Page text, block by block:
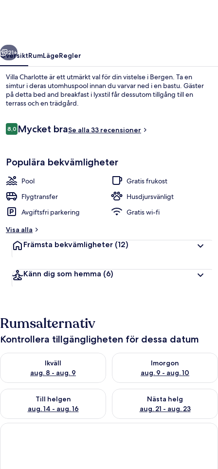
Nästa
21+
ÖversiktRumLägeRegler
Villa Charlotte är ett utmärkt val för din vistelse i Bergen. Ta en
simtur i deras utomhuspool innan du varvar ned i en bastu. Gäster
på detta bed and breakfast i lyxstil får dessutom tillgång till en
terrass och en trädgård.
Recensioner
8,08,0 av 10,
Mycket braSe alla 33 recensioner
Populära bekvämligheter
Pool
Gratis frukost
Flygtransfer
Husdjursvänligt
Avgiftsfri parkering
Gratis wi-fi
Visa alla
Främsta bekvämligheter (12)
Känn dig som hemma (6)
Rumsalternativ
Kontrollera tillgängligheten för dessa datum
Ikväll
aug. 8 - aug. 9
Kontrollera tillgängligheten för ikväll aug. 8 - aug. 9
Imorgon
aug. 9 - aug. 10
Kontrollera tillgängligheten
Till helgen
aug. 14 - aug. 16
Kontrollera tillgängligheten för den här helgen aug. 14 - aug.
Nästa helg
aug. 21 - aug. 23
Kontrollera tillgängligheten